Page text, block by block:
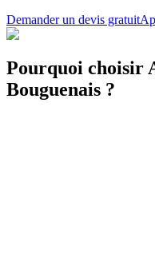
Demander un devis gratuit
Pourquoi choisir
Bouguenais ?